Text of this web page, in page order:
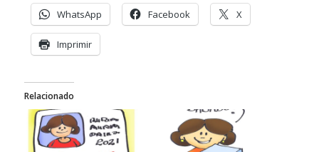
WhatsApp Facebook X
Imprimir
Relacionado